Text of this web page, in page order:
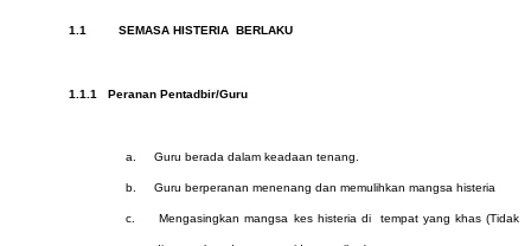
1.1 SEMASA HISTERIA BERLAKU
1.1.1 Peranan Pentadbir/Guru
a. Guru berada dalam keadaan tenang.
b. Guru berperanan menenang dan memulihkan mangsa histeria
c. Mengasingkan mangsa kes histeria di tempat yang khas (Tidak